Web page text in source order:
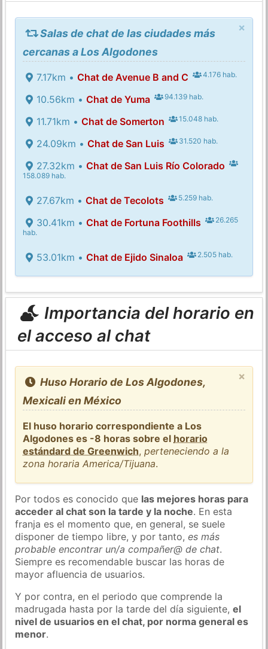
×
Salas de chat de las ciudades más
cercanas a Los Algodones
7.17km • Chat de Avenue B and C 4.176 hab.
10.56km • Chat de Yuma 94.139 hab.
11.71km • Chat de Somerton 15.048 hab.
24.09km • Chat de San Luis 31.520 hab.
27.32km • Chat de San Luis Río Colorado
158.089 hab.
27.67km • Chat de Tecolots 5.259 hab.
30.41km • Chat de Fortuna Foothills
26.265
hab.
53.01km • Chat de Ejido Sinaloa 2.505 hab.
Importancia del horario en
el acceso al chat
×
Huso Horario de Los Algodones,
Mexicali en México
El huso horario correspondiente a Los
Algodones es -8 horas sobre el horario
estándard de Greenwich,perteneciendo a la
zona horaria America/Tijuana.
Por todos es conocido que las mejores horas para
acceder al chat son la tarde y la noche. En esta
franja es el momento que, en general, se suele
disponer de tiempo libre, y por tanto,es más
probable encontrar un/a compañer@ de chat.
Siempre es recomendable buscar las horas de
mayor afluencia de usuarios.
Y por contra, en el periodo que comprende la
madrugada hasta por la tarde del día siguiente,el
nivel de usuarios en el chat, por norma general es
menor.